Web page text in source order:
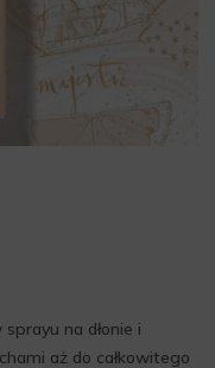
na dłonie i
aż do całkowitego